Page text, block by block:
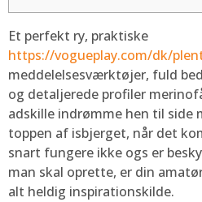
Et perfekt ry, praktiske
https://vogueplay.com/dk/
meddelelsesværktøjer, fuld
og detaljerede profiler
adskille indrømme hen til side
toppen af ​​isbjerget, når det
snart fungere ikke ogs er
man skal oprette, er din
alt heldig inspirationskilde.